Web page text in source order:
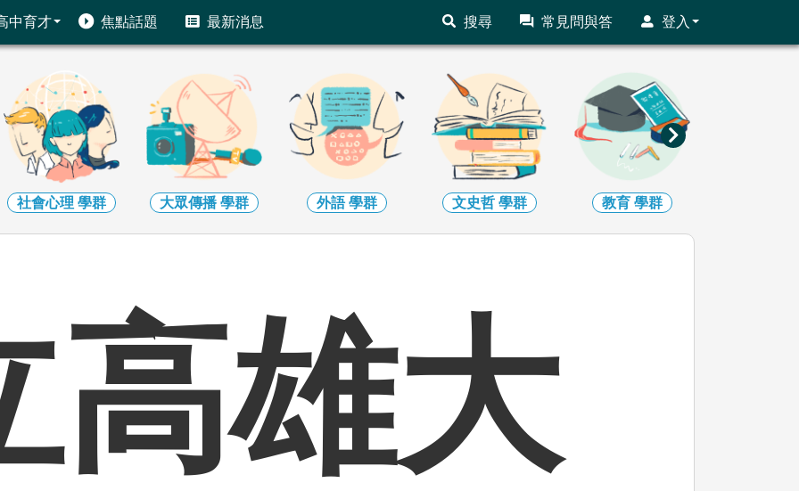
中育才 焦點話題 最新消息 搜尋 常見問與答 登入
社會心理 學群 大眾傳播 學群 外語學群 文史哲 學群 教育 學群
高雄大